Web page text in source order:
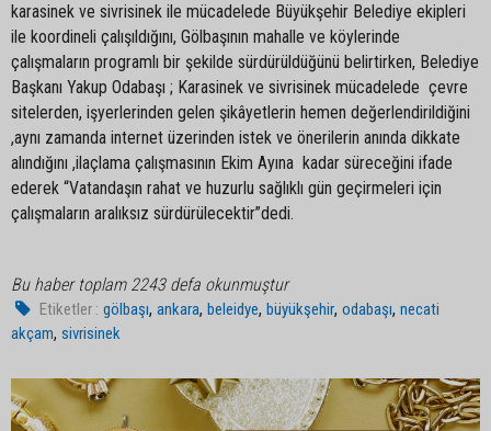
karasinek ve sivrisinek ile mücadelede Büyükşehir Belediye ekipleri
ile koordineli çalışıldığını, Gölbaşının mahalle ve köylerinde
çalışmaların programlı bir şekilde sürdürüldüğünü belirtirken, Belediye
Başkanı Yakup Odabaşı ; Karasinek ve sivrisinek mücadelede çevre
sitelerden, işyerlerinden gelen şikâyetlerin hemen değerlendirildiğini
,aynı zamanda internet üzerinden istek ve önerilerin anında dikkate
alındığını ,ilaçlama çalışmasının Ekim Ayına kadar süreceğini ifade
ederek “Vatandaşın rahat ve huzurlu sağlıklı gün geçirmeleri için
çalışmaların aralıksız sürdürülecektir”dedi.
Bu haber toplam 2243 defa okunmuştur
Etiketler : gölbaşı,ankara,beleidye,büyükşehir,odabaşı,necati
akçam, sivrisinek